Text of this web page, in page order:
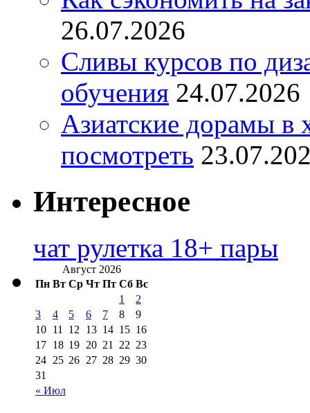
26.07.2026
Сливы курсов по
обучения 24.07.2026
Азиатские дорамы в
посмотреть
Интересное
чат рулетка 18+ пары
Август 2026
Пн Вт Ср Чт Пт Сб Вс
« Июл
1
2
3
4 5 6 7 8
9
10 11 12 13 14 15 16
17 18 19 20 21 22 23
24 25 26 27 28 29 30
31